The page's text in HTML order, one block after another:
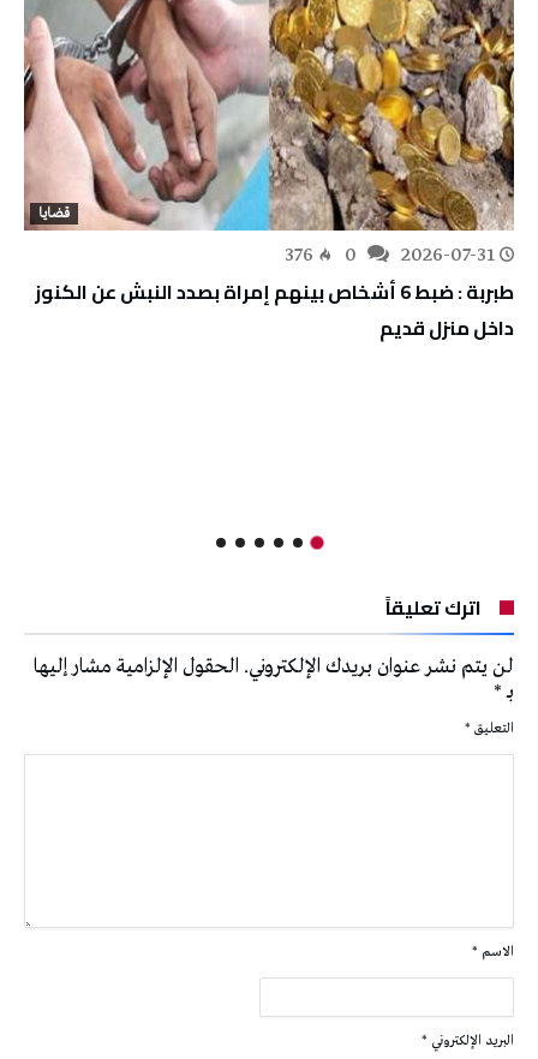
قضايا
2026-07-31
376
طبربة : ضبط 6 أشخاص بينهم إمراة بصدد النبش عن الكنوز
داخل منزل قديم
اترك تعليقاً
لن يتم نشر عنوان بريدك الإلكتروني. الحقول الإلزامية مشار إليها
بـ*
التعليق *
الاسم *
البريد الإلكتروني *